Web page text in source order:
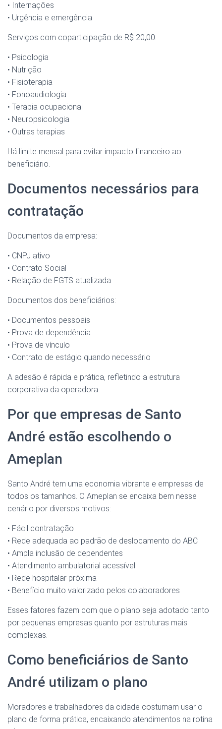
• Internações
• Urgência e emergência
Serviços com coparticipação de R$ 20,00:
• Psicologia
• Nutrição
• Fisioterapia
• Fonoaudiologia
• Terapia ocupacional
• Neuropsicologia
• Outras terapias
Há limite mensal para evitar impacto financeiro ao
beneficiário.
Documentos necessários para
contratação
Documentos da empresa:
• CNPJ ativo
• Contrato Social
• Relação de FGTS atualizada
Documentos dos beneficiários:
• Documentos pessoais
• Prova de dependência
• Prova de vínculo
• Contrato de estágio quando necessário
A adesão é rápida e prática, refletindo a estrutura
corporativa da operadora.
Por que empresas de Santo
André estão escolhendo o
Ameplan
Santo André tem uma economia vibrante e empresas de
todos os tamanhos. O Ameplan se encaixa bem nesse
cenário por diversos motivos:
• Fácil contratação
• Rede adequada ao padrão de deslocamento do ABC
• Ampla inclusão de dependentes
• Atendimento ambulatorial acessível
• Rede hospitalar próxima
• Benefício muito valorizado pelos colaboradores
Esses fatores fazem com que o plano seja adotado tanto
por pequenas empresas quanto por estruturas mais
complexas.
Como beneficiários de Santo
André utilizam o plano
Moradores e trabalhadores da cidade costumam usar o
plano de forma prática, encaixando atendimentos na rotina